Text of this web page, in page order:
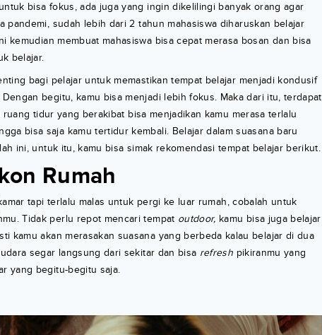
bisa fokus, ada juga yang ingin dikelilingi banyak orang agar
pandemi, sudah lebih dari 2 tahun mahasiswa diharuskan belajar
kemudian membuat mahasiswa bisa cepat merasa bosan dan bisa
belajar.
bagi pelajar untuk memastikan tempat belajar menjadi kondusif
begitu, kamu bisa menjadi lebih fokus. Maka dari itu, terdapat
tidur yang berakibat bisa menjadikan kamu merasa terlalu
bisa saja kamu tertidur kembali. Belajar dalam suasana baru
ini, untuk itu, kamu bisa simak rekomendasi tempat belajar berikut.
Rumah
tapi terlalu malas untuk pergi ke luar rumah, cobalah untuk
Tidak perlu repot mencari tempat outdoor, kamu bisa juga belajar
kamu akan merasakan suasana yang berbeda kalau belajar di dua
segar langsung dari sekitar dan bisa refresh pikiranmu yang
yang begitu-begitu saja.